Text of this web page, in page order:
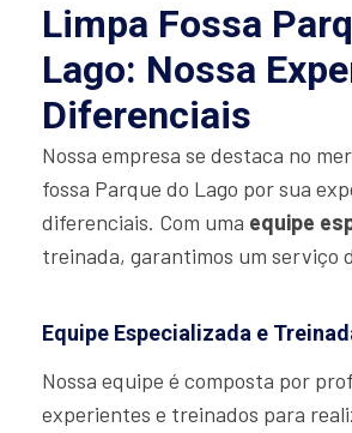
Limpa Fossa
Lago: Nossa
Diferenciais
Nossa empresa se destaca no
fossa Parque do Lago por sua
diferenciais. Com uma equipe
treinada, garantimos um serviço
Equipe Especializada e
Nossa equipe é composta por
experientes e treinados para